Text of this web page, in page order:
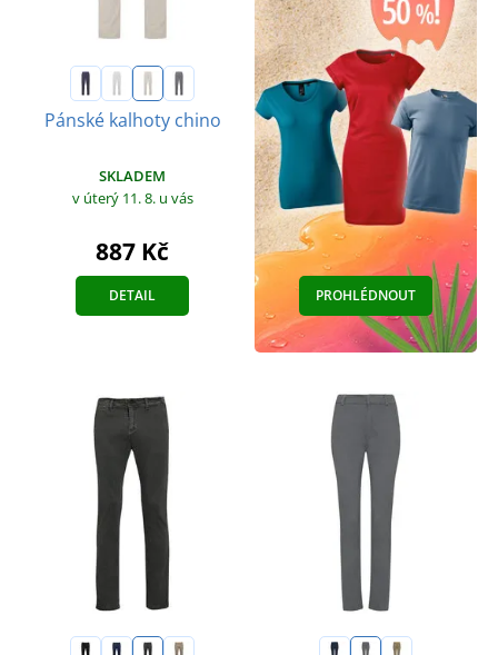
Pánské kalhoty chino
SKLADEM
v úterý 11. 8. u vás
887 Kč
DETAIL PROHLÉDNOUT